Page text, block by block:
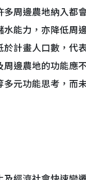
周邊農地納入都
能力，亦降低周
計畫人口數，代
邊農地的功能應
元功能思考，而